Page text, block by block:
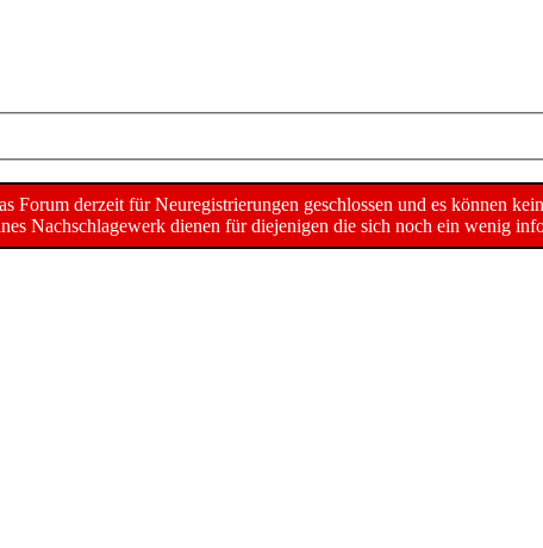
derzeit für Neuregistrierungen geschlossen und es können
Nachschlagewerk dienen für diejenigen die sich noch ein wenig